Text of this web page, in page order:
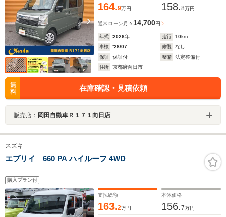
164.9万円 158.8万円
通常ローン 月々 14,700円
年式 2026年 走行 10km
車検
'28/07 修復
なし
保証
保証付 整備
法定整備付
住所
京都府向日市
無
料
在庫確認・見積依頼
販売店： 岡田自動車Ｒ１７１向日店
スズキ
エブリイ 660 PA ハイルーフ 4WD
購入プラン付
支払総額
163.2万円
本体価格
156.7万円